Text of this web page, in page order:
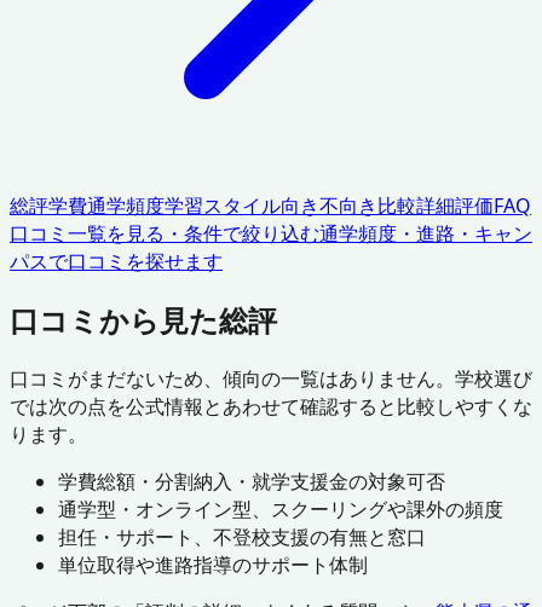
総評学費通学頻度学習スタイル向き不向き比較詳細評価FAQ
口コミ一覧を見る・条件で絞り込む通学頻度・進路・キャン
パスで口コミを探せます
口コミから見た総評
口コミがまだないため、傾向の一覧はありません。学校選び
では次の点を公式情報とあわせて確認すると比較しやすくな
ります。
学費総額・分割納入・就学支援金の対象可否
通学型・オンライン型、スクーリングや課外の頻度
担任・サポート、不登校支援の有無と窓口
単位取得や進路指導のサポート体制